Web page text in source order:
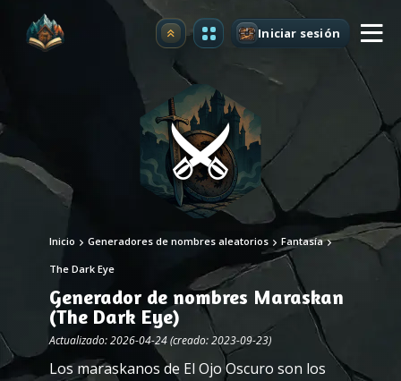
Mejorar Iniciar sesión
Inicio Generadores de nombres aleatorios Fantasía
The Dark Eye
Generador de nombres Maraskan
(The Dark Eye)
Actualizado: 2026-04-24 (creado: 2023-09-23)
Los maraskanos de El Ojo Oscuro son los